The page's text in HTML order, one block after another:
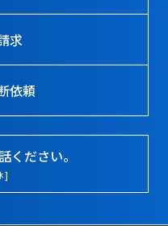
求
依頼
ください。
]